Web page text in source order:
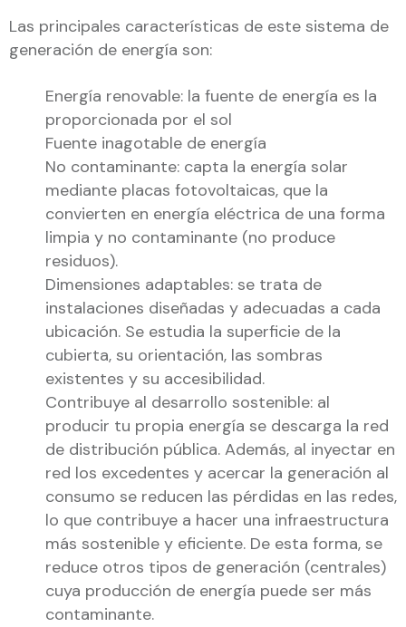
Las principales características de este sistema de
generación de energía son:
Energía renovable: la fuente de energía es la
proporcionada por el sol
Fuente inagotable de energía
No contaminante: capta la energía solar
mediante placas fotovoltaicas, que la
convierten en energía eléctrica de una forma
limpia y no contaminante (no produce
residuos).
Dimensiones adaptables: se trata de
instalaciones diseñadas y adecuadas a cada
ubicación. Se estudia la superficie de la
cubierta, su orientación, las sombras
existentes y su accesibilidad.
Contribuye al desarrollo sostenible: al
producir tu propia energía se descarga la red
de distribución pública. Además, al inyectar en
red los excedentes y acercar la generación al
consumo se reducen las pérdidas en las redes,
lo que contribuye a hacer una infraestructura
más sostenible y eficiente. De esta forma, se
reduce otros tipos de generación (centrales)
cuya producción de energía puede ser más
contaminante.